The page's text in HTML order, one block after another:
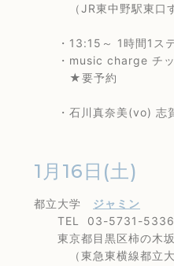
（JR東中野駅東口す
・13:15～ 1時間1ステ
・music charge チッ
★要予約
・石川真奈美(vo) 志
1月16日(土)
都立大学
ジャミン
TEL 03-5731-5336
東京都目黒区柿の木
（東急東横線都立大